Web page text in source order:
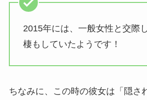
2015年には、一般女性と交際
棲もしていたようです！
ちなみに、この時の彼女は「隠さ